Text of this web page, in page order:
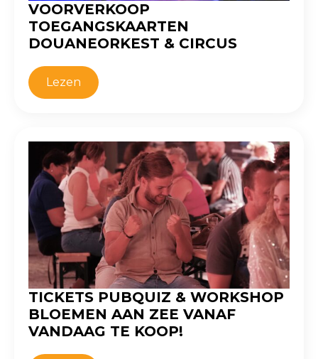
VOORVERKOOP
TOEGANGSKAARTEN
DOUANEORKEST & CIRCUS
Lezen
TICKETS PUBQUIZ & WORKSHOP
BLOEMEN AAN ZEE VANAF
VANDAAG TE KOOP!